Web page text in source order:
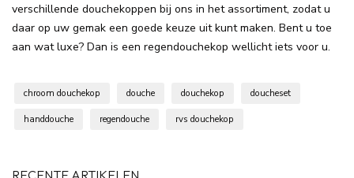
verschillende douchekoppen bij ons in het assortiment, zodat u
daar op uw gemak een goede keuze uit kunt maken. Bent u toe
aan wat luxe? Dan is een regendouchekop wellicht iets voor u.
chroom douchekop douche douchekop doucheset
handdouche regendouche rvs douchekop
RECENTE ARTIKELEN